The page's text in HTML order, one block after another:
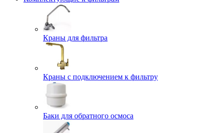
Краны для фильтра
Краны с подключением к фильтру
Баки для обратного осмоса